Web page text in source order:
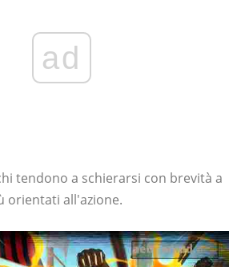
ad
tendono a schierarsi con brevità a
orientati all'azione.